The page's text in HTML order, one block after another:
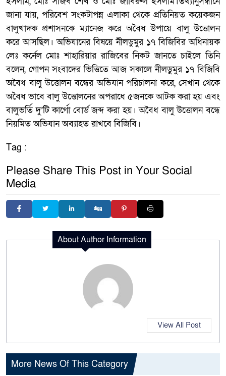
জানা যায়, পরিবেশ সংকটাপন্ন এলাকা থেকে প্রতিনিয়ত কয়েকজন
বালুখাদক প্রশাসনকে ম্যানেজ করে অবৈধ উপায়ে বালু উত্তোলন
করে আসছিল। অভিযানের বিষয়ে নীলডুমুর ১৭ বিজিবির অধিনায়ক
লেঃ কর্নেল মোঃ শাহারিয়ার রাজিবের নিকট জানতে চাইলে তিনি
বলেন, গোপন সংবাদের ভিত্তিতে আজ সকালে নীলডুমুর ১৭ বিজিবি
অবৈধ বালু উত্তোলন বন্ধের অভিযান পরিচালনা করে, সেখান থেকে
অবৈধ ভাবে বালু উত্তোলনের অপরাধে ৫জনকে আটক করা হয় এবং
বালুভর্তি দু’টি কার্গো বোর্ড জব্দ করা হয়। অবৈধ বালু উত্তোলন বন্ধে
নিয়মিত অভিযান অব্যাহত রাখবে বিজিবি।
Tag :
Please Share This Post in Your Social
Media
About Author Information
View All Post
More News Of This Category